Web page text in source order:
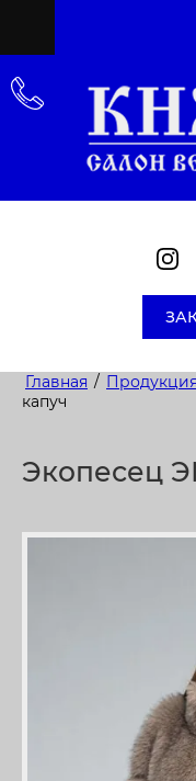
Главная / Продукция
капуч
Экопесец